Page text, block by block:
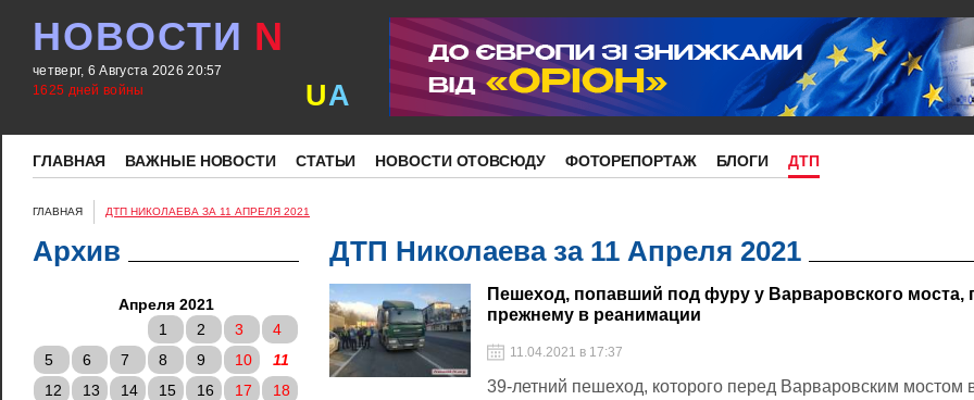
НОВОСТИ N
четверг, 6 Августа 2026 20:57
1625 дней войны
UA
ГЛАВНАЯ ВАЖНЫЕ НОВОСТИ СТАТЬИ НОВОСТИ ОТОВСЮДУ ФОТОРЕПОРТАЖ БЛОГИ ДТП
ГЛАВНАЯ ДТП НИКОЛАЕВА ЗА 11 АПРЕЛЯ 2021
Архив
Апреля 2021
1
2 3
4
5
6 7 8 9 10
11
12
13 14 15 16 17
18
ДТП Николаева за 11 Апреля 2021
Пешеход, попавший под фуру у Варваровского моста,
прежнему в реанимации
11.04.2021 в 17:37
39-летний пешеход, которого перед Варваровским мостом